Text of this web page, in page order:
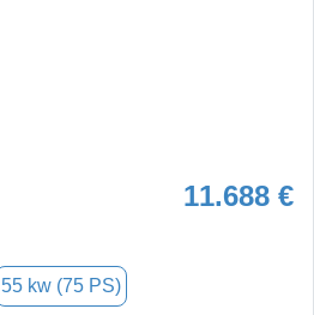
11.688 €
55 kw (75 PS)